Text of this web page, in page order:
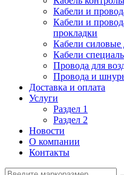
Кабели и
Кабели и
прокладки
Кабели силовые
Кабели
Провода для
Провода и
Доставка и оплата
Услуги
Раздел 1
Раздел 2
Новости
О компании
Контакты